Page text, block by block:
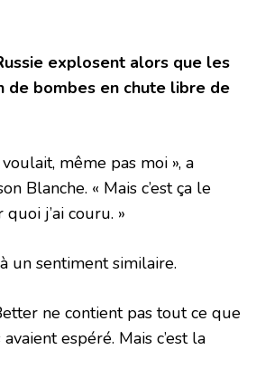
explosent alors que les
de bombes en chute libre de
même pas moi », a
Blanche. « Mais c’est ça le
quoi j’ai couru. »
un sentiment similaire.
ne contient pas tout ce que
espéré. Mais c’est la